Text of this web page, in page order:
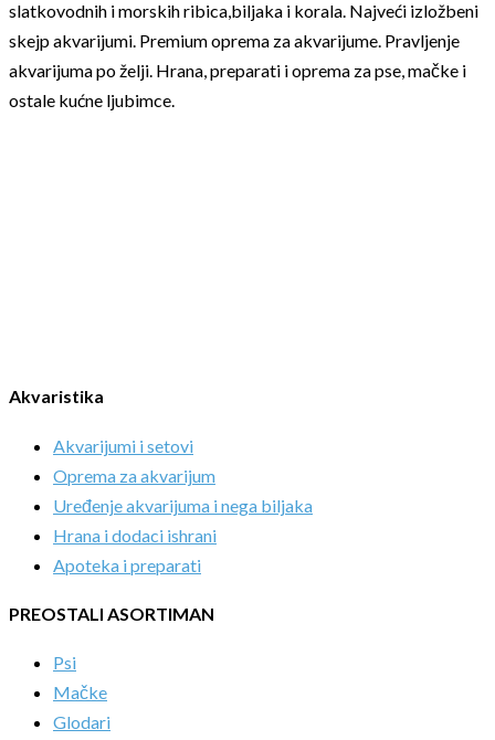
slatkovodnih i morskih ribica,biljaka i korala. Najveći izložbeni
skejp akvarijumi. Premium oprema za akvarijume. Pravljenje
akvarijuma po želji. Hrana, preparati i oprema za pse, mačke i
ostale kućne ljubimce.
Akvaristika
Akvarijumi i setovi
Oprema za akvarijum
Uređenje akvarijuma i nega biljaka
Hrana i dodaci ishrani
Apoteka i preparati
PREOSTALI ASORTIMAN
Psi
Mačke
Glodari